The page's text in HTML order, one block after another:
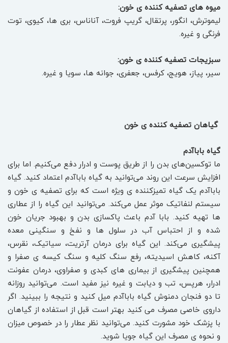
میوه های تصفیه کننده ی خون:
لیموترش، انگور، پرتقال، گریپ فروت، آناناس، بری ها، کیوی، توت
فرنگی و غیره.
سبزیجات تصفیه کننده ی خون:
سیر، پیاز، هویج، کرفس، جعفری، جوانه ها، سویا و غیره.
گیاهان تصفیه کننده ی خون
گیاه باباآدم
ما توکسین‌های بدن را از طریق پوست و ادرار دفع می‌کنیم. اما برای
افزایش سرعت این روند می‌توانید به گیاه باباآدم اعتماد کنید. گیاه
باباآدم یک گیاه تمیزکننده ی ویژه است که برای تصفیه ی خون و
سیستم لنفاتیک موثر عمل می‌کند. می‌توانید این گیاه را از عطاری
ها تهیه کنید. بابا آدم باعث پاکسازی بدن و بهبود جریان خون
شده و از احتباس آب در سلول ها و نفخ و سنگینی معده
پیشگیری می‌کند. این گیاه برای درمان آرتریت، سیاتیک، نقرس،
آکنه، کاهش اسیدیته، رفع سنگ کلیه و سنگ کیسه ی صفرا و
همچنین پیشگیری از بیماری های کبدی و صفراوی، درمان عفونت
ادرار، هرپس، تب و دیابت و غیره نیز مفید است. می‌توانید روزانه
تا دو فنجان دمنوش گیاه باباآدم میل کنید و نتیجه را ببینید. اگر
داروی خاصی مصرف می کنید بهتر است قبل از استفاده از گیاهان
با پزشک خود مشورت کنید. می‌توانید نظر عطار را در خصوص میزان
و نحوه ی مصرف این گیاه جویا شوید.